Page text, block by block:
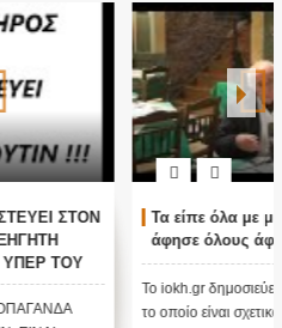
1
Τα είπε όλα με μιας ! Τους
άφησε όλους άφωνους
Το iokh.gr δημοσιεύει κάθε σχόλιο
το οποίο είναι σχετικό με το θέμα.